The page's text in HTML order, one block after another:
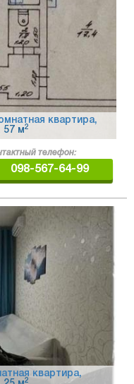
квартира,
57 м 2
телефон:
098-567-64-99
квартира,
2